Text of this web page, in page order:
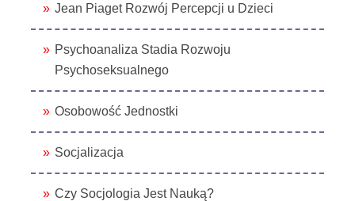
Jean Piaget Rozwój Percepcji u Dzieci
Psychoanaliza Stadia Rozwoju
Psychoseksualnego
Osobowość Jednostki
Socjalizacja
Czy Socjologia Jest Nauką?